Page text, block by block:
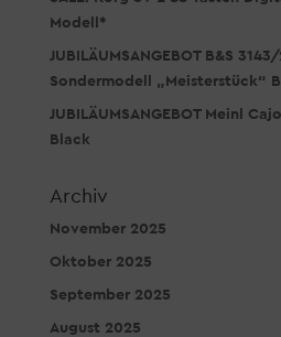
Modell*
JUBILÄUMSANGEBOT B&S
Sondermodell „Meisterstück“
JUBILÄUMSANGEBOT Meinl
Black
Archiv
November 2025
Oktober 2025
September 2025
August 2025